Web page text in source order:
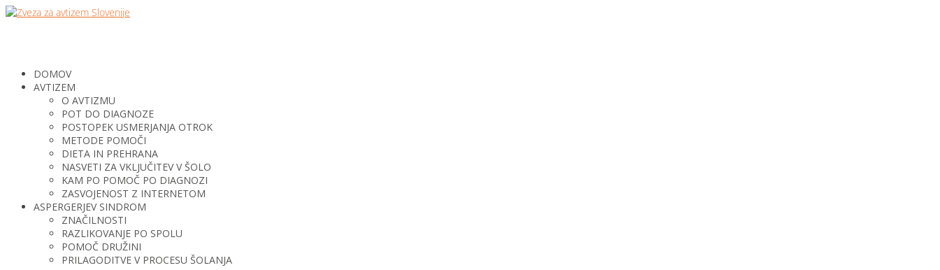
DOMOV
AVTIZEM
O AVTIZMU
POT DO DIAGNOZE
POSTOPEK USMERJANJA OTROK
METODE POMOČI
DIETA IN PREHRANA
NASVETI ZA VKLJUČITEV V ŠOLO
KAM PO POMOČ PO DIAGNOZI
ZASVOJENOST Z INTERNETOM
ASPERGERJEV SINDROM
ZNAČILNOSTI
RAZLIKOVANJE PO SPOLU
POMOČ DRUŽINI
PRILAGODITVE V PROCESU ŠOLANJA